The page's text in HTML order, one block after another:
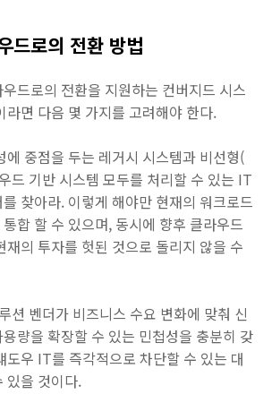
드로의 전환 방법
드로의 전환을 지원하는 컨버지드 시스
라면 다음 몇 가지를 고려해야 한다.
에 중점을 두는 레거시 시스템과 비선형(
드 기반 시스템 모두를 처리할 수 있는 IT
찾아라. 이렇게 해야만 현재의 워크로드
합 할 수 있으며, 동시에 향후 클라우드
재의 투자를 헛된 것으로 돌리지 않을 수
션 벤더가 비즈니스 수요 변화에 맞춰 신
량을 확장할 수 있는 민첩성을 충분히 갖
도우 IT를 즉각적으로 차단할 수 있는 대
있을 것이다.